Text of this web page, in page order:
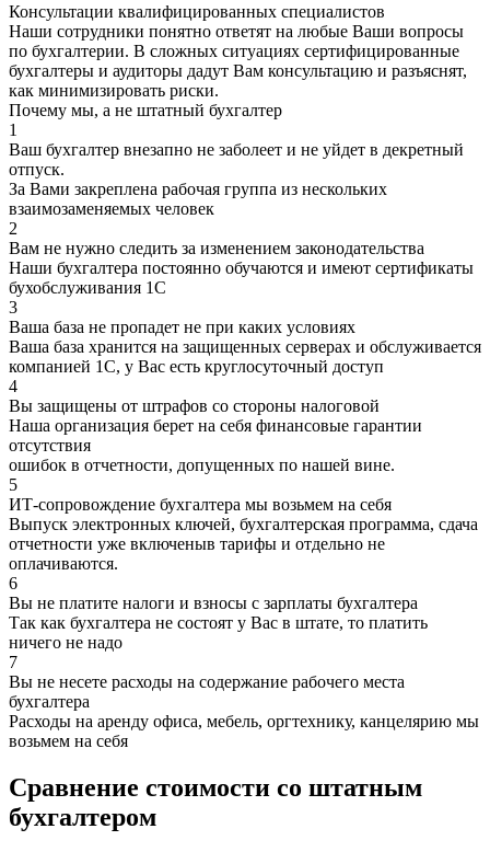
Консультации квалифицированных специалистов
Наши сотрудники понятно ответят на любые Ваши вопросы
по бухгалтерии. В сложных ситуациях сертифицированные
бухгалтеры и аудиторы дадут Вам консультацию и разъяснят,
как минимизировать риски.
Почему мы, а не штатный бухгалтер
1
Ваш бухгалтер внезапно не заболеет и не уйдет в декретный
отпуск.
За Вами закреплена рабочая группа из нескольких
взаимозаменяемых человек
2
Вам не нужно следить за изменением законодательства
Наши бухгалтера постоянно обучаются и имеют сертификаты
бухобслуживания 1С
3
Ваша база не пропадет не при каких условиях
Ваша база хранится на защищенных серверах и обслуживается
компанией 1С, у Вас есть круглосуточный доступ
4
Вы защищены от штрафов со стороны налоговой
Наша организация берет на себя финансовые гарантии
отсутствия
ошибок в отчетности, допущенных по нашей вине.
5
ИТ-сопровождение бухгалтера мы возьмем на себя
Выпуск электронных ключей, бухгалтерская программа, сдача
отчетности уже включеныв тарифы и отдельно не
оплачиваются.
6
Вы не платите налоги и взносы с зарплаты бухгалтера
Так как бухгалтера не состоят у Вас в штате, то платить
ничего не надо
7
Вы не несете расходы на содержание рабочего места
бухгалтера
Расходы на аренду офиса, мебель, оргтехнику, канцелярию мы
возьмем на себя
Сравнение стоимости со штатным
бухгалтером